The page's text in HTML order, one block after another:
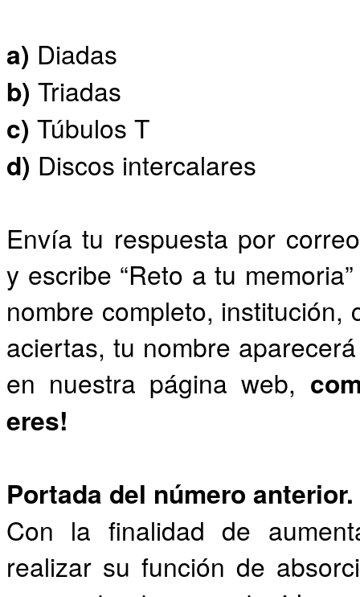
a) Diadas
b) Triadas
c) Túbulos T
d) Discos intercalares
Envía tu respuesta por
y escribe “Reto a tu
nombre completo, institución,
aciertas, tu nombre
en nuestra página web,
eres!
Portada del número anterior.
Con la finalidad de
realizar su función de